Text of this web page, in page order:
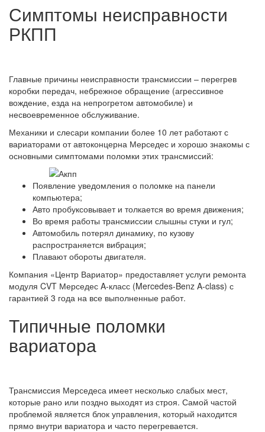
Симптомы неисправности
РКПП
Главные причины неисправности трансмиссии – перегрев
коробки передач, небрежное обращение (агрессивное
вождение, езда на непрогретом автомобиле) и
несвоевременное обслуживание.
Механики и слесари компании более 10 лет работают с
вариаторами от автоконцерна Мерседес и хорошо знакомы с
основными симптомами поломки этих трансмиссий:
Появление уведомления о поломке на панели
компьютера;
Авто пробуксовывает и толкается во время движения;
Во время работы трансмиссии слышны стуки и гул;
Автомобиль потерял динамику, по кузову
распространяется вибрация;
Плавают обороты двигателя.
Компания «Центр Вариатор» предоставляет услуги ремонта
модуля CVT Мерседес A-класс (Mercedes-Benz A-class) с
гарантией 3 года на все выполненные работ.
Типичные поломки
вариатора
Трансмиссия Мерседеса имеет несколько слабых мест,
которые рано или поздно выходят из строя. Самой частой
проблемой является блок управления, который находится
прямо внутри вариатора и часто перегревается.